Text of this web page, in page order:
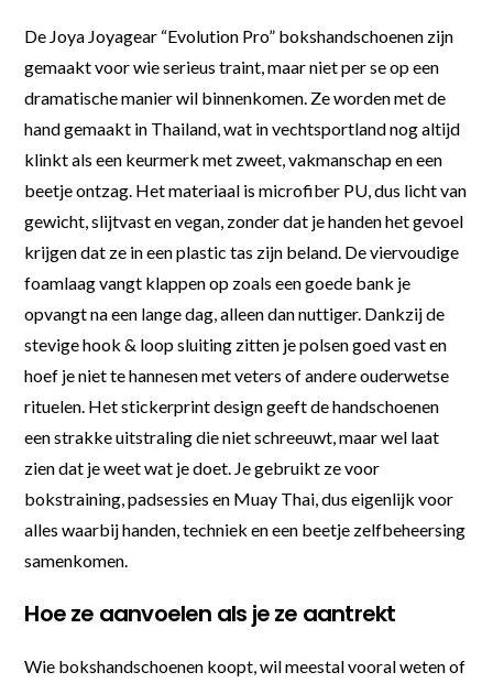
De Joya Joyagear “Evolution Pro” bokshandschoenen zijn
gemaakt voor wie serieus traint, maar niet per se op een
dramatische manier wil binnenkomen. Ze worden met de
hand gemaakt in Thailand, wat in vechtsportland nog altijd
klinkt als een keurmerk met zweet, vakmanschap en een
beetje ontzag. Het materiaal is microfiber PU, dus licht van
gewicht, slijtvast en vegan, zonder dat je handen het gevoel
krijgen dat ze in een plastic tas zijn beland. De viervoudige
foamlaag vangt klappen op zoals een goede bank je
opvangt na een lange dag, alleen dan nuttiger. Dankzij de
stevige hook & loop sluiting zitten je polsen goed vast en
hoef je niet te hannesen met veters of andere ouderwetse
rituelen. Het stickerprint design geeft de handschoenen
een strakke uitstraling die niet schreeuwt, maar wel laat
zien dat je weet wat je doet. Je gebruikt ze voor
bokstraining, padsessies en Muay Thai, dus eigenlijk voor
alles waarbij handen, techniek en een beetje zelfbeheersing
samenkomen.
Hoe ze aanvoelen als je ze aantrekt
Wie bokshandschoenen koopt, wil meestal vooral weten of